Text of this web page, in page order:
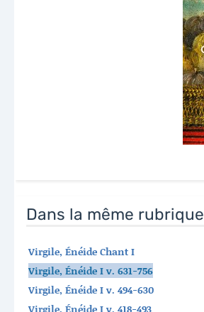
Dans la même rubrique
Virgile, Énéide Chant I
Virgile, Énéide I v. 631-756
Virgile, Énéide I v. 494-630
Virgile, Énéide I v. 418-493